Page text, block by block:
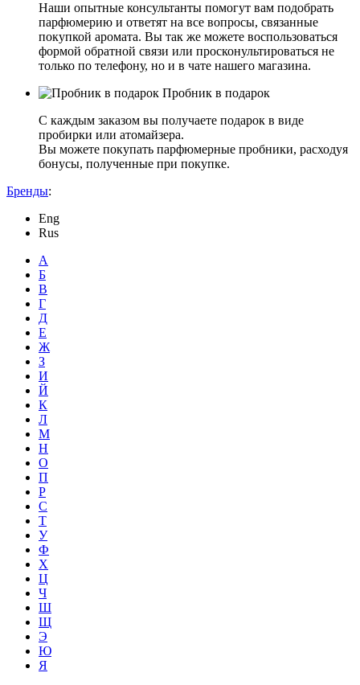
Наши опытные консультанты помогут вам подобрать
парфюмерию и ответят на все вопросы, связанные
покупкой аромата. Вы так же можете воспользоваться
формой обратной связи или просконультироваться не
только по телефону, но и в чате нашего магазина.
Пробник в подарок
С каждым заказом вы получаете подарок в виде
пробирки или атомайзера.
Вы можете покупать парфюмерные пробники, расходуя
бонусы, полученные при покупке.
Бренды:
Eng
Rus
А
Б
В
Г
Д
Е
Ж
З
И
Й
К
Л
М
Н
О
П
Р
С
Т
У
Ф
Х
Ц
Ч
Ш
Щ
Э
Ю
Я